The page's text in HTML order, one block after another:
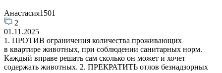
Анастасия1501
2
01.11.2025
1. ПРОТИВ ограничения количества проживающих
в квартире животных, при соблюдении санитарных норм.
Каждый вправе решать сам сколько он может и хочет
содержать животных. 2. ПРЕКРАТИТЬ отлов безнадзорных